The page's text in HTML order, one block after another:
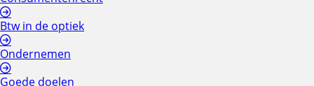
Btw in de optiek
Ondernemen
Goede doelen